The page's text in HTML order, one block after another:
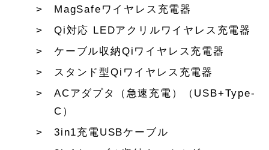
MagSafeワイヤレス充電器
Qi対応 LEDアクリルワイヤレス充電器
ケーブル収納Qiワイヤレス充電器
スタンド型Qiワイヤレス充電器
ACアダプタ（急速充電）（USB+Type-
C）
3in1充電USBケーブル